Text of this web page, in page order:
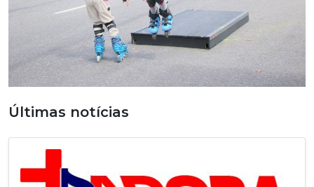
Últimas notícias